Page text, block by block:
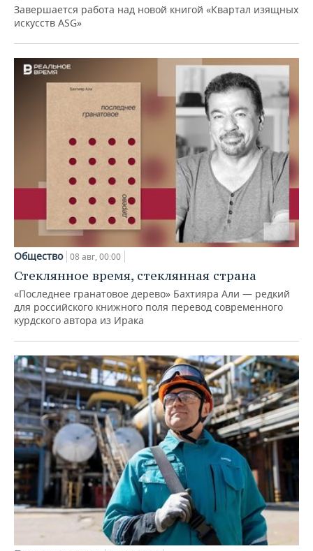
Завершается работа над новой книгой «Квартал изящных
искусств ASG»
Общество 08 авг, 00:00
Стеклянное время, стеклянная страна
«Последнее гранатовое дерево» Бахтияра Али — редкий
для российского книжного поля перевод современного
курдского автора из Ирака